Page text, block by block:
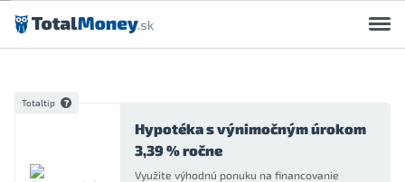
Preskočiť na obsah
Totaltip
Hypotéka s výnimočným úrokom
3,39 % ročne
Využite výhodnú ponuku na financovanie